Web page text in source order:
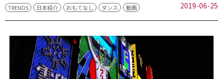
TRENDS 日本紹介 おもてなし ダンス 動画 2019-06-25